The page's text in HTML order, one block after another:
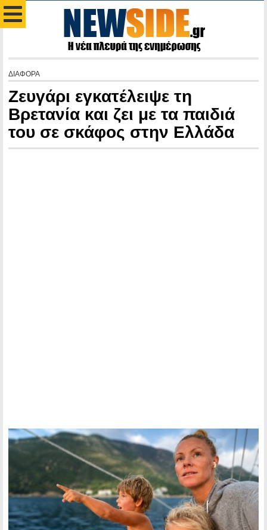
ΔΙΑΦΟΡΑ
Ζευγάρι εγκατέλειψε τη
Βρετανία και ζει με τα παιδιά
του σε σκάφος στην Ελλάδα